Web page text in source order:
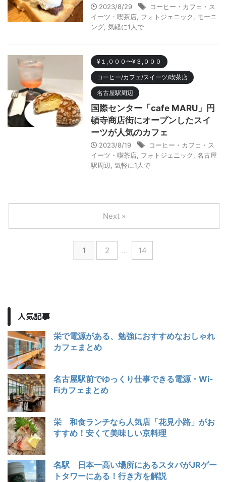
2023/8/29
コーヒー・カフェ・ス
イーツ・喫茶店 フォトジェニック
モーニ
ング 気軽に1人で
¥１,０００〜¥３,０００
コーヒー/カフェ/スイーツ/喫茶店
名古屋駅周辺
国際センター「cafe MARU」円
頓寺商店街にオープンしたスイ
ーツが人気のカフェ
2023/8/19
コーヒー・カフェ・ス
イーツ・喫茶店 フォトジェニック
名古屋
駅周辺 気軽に1人で
1 2 … 14
Next »
人気記事
栄で電源がある、勉強におすすめなおしゃれ
カフェまとめ
名古屋駅前でゆっくり仕事できる電源・Wi-
Fiカフェまとめ
栄 和食ランチなら人気店「花見小路」がお
すすめ！安くて美味しい京料理
名駅 日本一高い場所にあるスタバがJRゲー
トタワーにある！行き方を解説